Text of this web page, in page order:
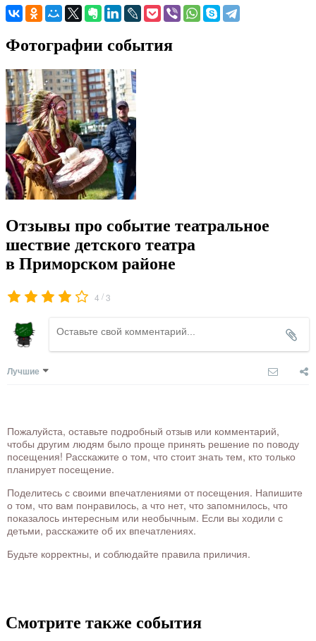
Фотографии события
Отзывы про событие театральное
шествие детского театра
в Приморском районе
4 /3
Лучшие
Пожалуйста, оставьте подробный отзыв или комментарий,
чтобы другим людям было проще принять решение по поводу
посещения! Расскажите о том, что стоит знать тем, кто только
планирует посещение.
Поделитесь с своими впечатлениями от посещения. Напишите
о том, что вам понравилось, а что нет, что запомнилось, что
показалось интересным или необычным. Если вы ходили с
детьми, расскажите об их впечатлениях.
Будьте корректны, и соблюдайте правила приличия.
Смотрите также события